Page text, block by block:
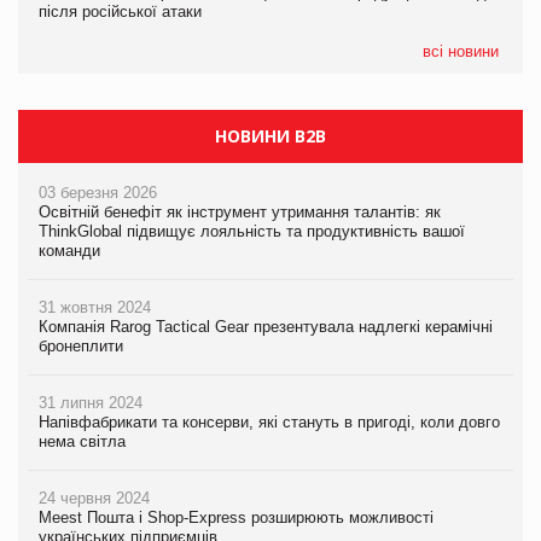
після російської атаки
всі новини
Сергій Лісунов про заморожені хлібобулочні вироби на
після російської атаки
НОВИНИ B2B
03 березня 2026
Освітній бенефіт як інструмент утримання талантів: як
ThinkGlobal підвищує лояльність та продуктивність вашої
команди
31 жовтня 2024
Компанія Rarog Tactical Gear презентувала надлегкі керамічні
бронеплити
31 липня 2024
Напівфабрикати та консерви, які стануть в пригоді, коли довго
нема світла
24 червня 2024
Meest Пошта і Shop-Express розширюють можливості
українських підприємців